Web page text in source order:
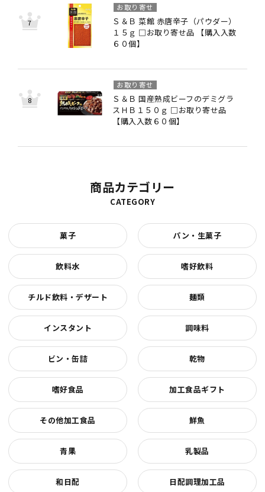
Ｓ＆Ｂ 菜館 赤唐辛子（パウダー）
１５ｇ □お取り寄せ品 【購入入数
６０個】
お取り寄せ
Ｓ＆Ｂ 国産熟成ビーフのデミグラ
スＨＢ１５０ｇ □お取り寄せ品
【購入入数６０個】
お取り寄せ
商品カテゴリー
CATEGORY
菓子 パン・生菓子
飲料水 嗜好飲料
チルド飲料・デザート 麺類
インスタント 調味料
ビン・缶詰 乾物
嗜好食品 加工食品ギフト
その他加工食品 鮮魚
青果 乳製品
和日配 日配調理加工品